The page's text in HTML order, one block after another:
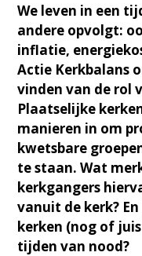
We leven in een
andere opvolgt:
inflatie,
Actie Kerkbalans
vinden van de rol
Plaatselijke
manieren in om
kwetsbare
te staan. Wat
kerkgangers
vanuit de kerk?
kerken (nog of
tijden van nood?